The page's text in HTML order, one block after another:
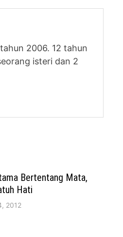
2006. 12 tahun
isteri dan 2
Bertentang Mata,
Hati
2012